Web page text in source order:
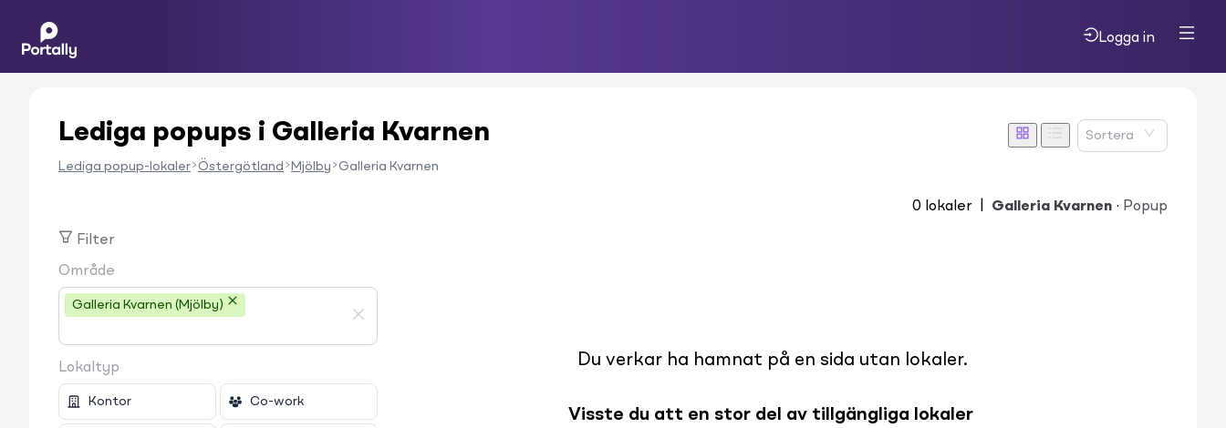
Logga in
Lediga popups i Galleria Kvarnen
Lediga popup-lokaler Östergötland Mjölby Galleria Kvarnen
Sortera
0 lokaler Galleria Kvarnen · Popup
Filter
Område
Galleria Kvarnen (Mjölby)
Lokaltyp
Kontor Co-work
Du verkar ha hamnat på en sida utan lokaler.
Visste du att en stor del av tillgängliga lokaler